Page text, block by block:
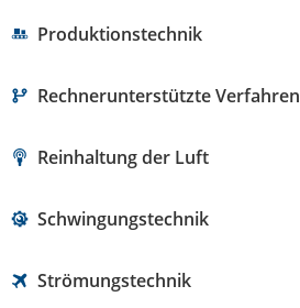
Produktionstechnik
Rechnerunterstützte Verfahren
Reinhaltung der Luft
Schwingungstechnik
Strömungstechnik